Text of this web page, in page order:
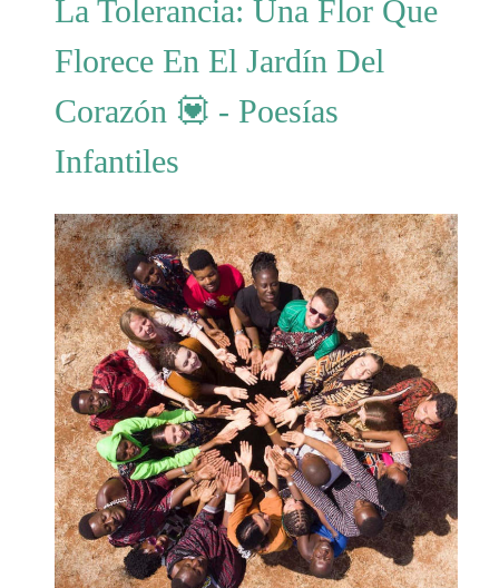
La Tolerancia: Una Flor Que
Florece En El Jardín Del
Corazón 💟 - Poesías
Infantiles